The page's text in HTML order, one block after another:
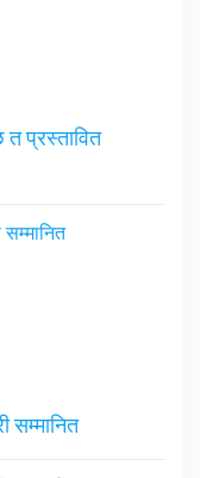
प्रस्तावित
सम्मानित